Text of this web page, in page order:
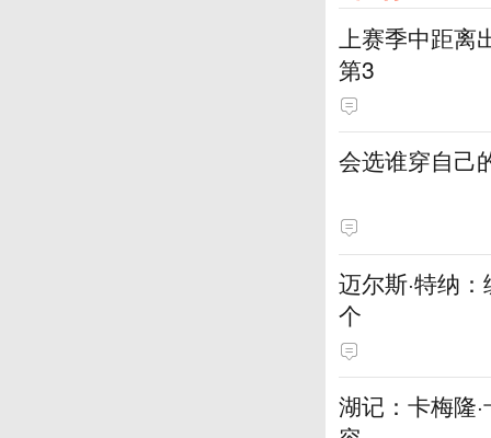
上赛季中距
第3
会选谁穿自己
迈尔斯·特纳
个
湖记：卡梅隆